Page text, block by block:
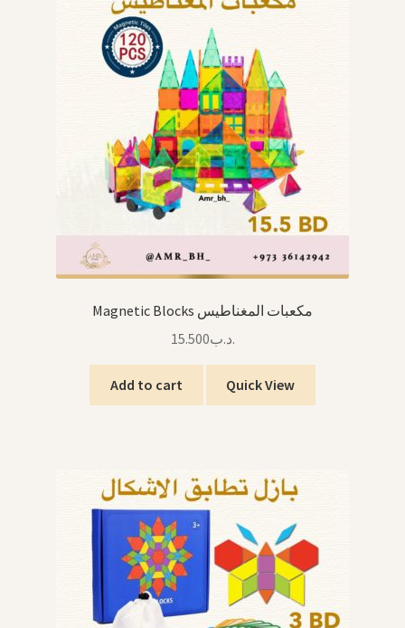
Magnetic Blocks مكعبات المغناطيس
.د.ب15.500
Add to cart Quick View